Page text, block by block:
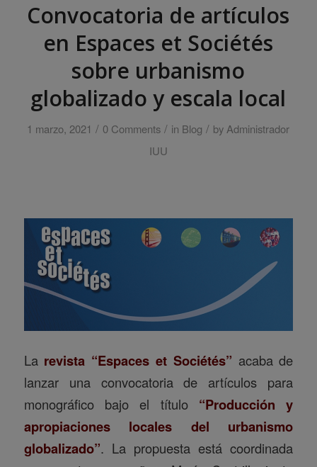
Convocatoria de artículos
en Espaces et Sociétés
sobre urbanismo
globalizado y escala local
1 marzo, 2021 / 0 Comments / in Blog / by Administrador
IUU
La revista “Espaces et Sociétés” acaba de
lanzar una convocatoria de artículos para
monográfico bajo el título “Producción y
apropiaciones locales del urbanismo
globalizado”. La propuesta está coordinada